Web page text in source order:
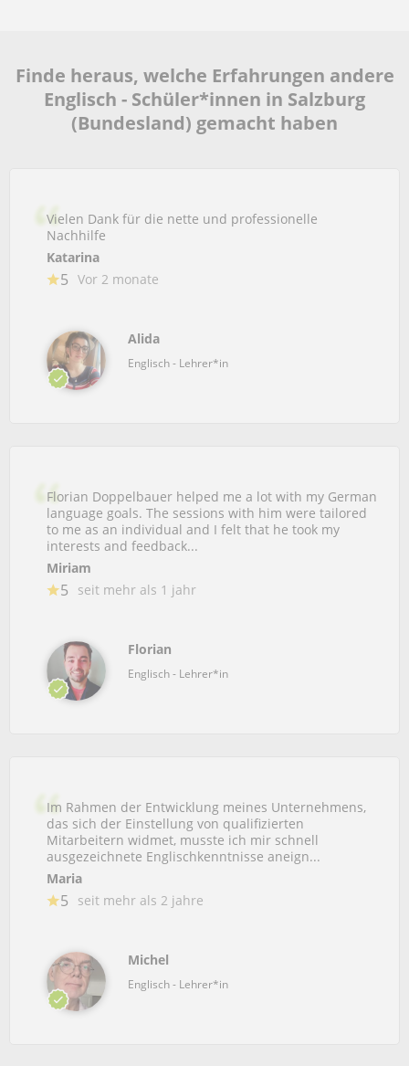
Finde heraus, welche Erfahrungen andere
Englisch - Schüler*innen in Salzburg
(Bundesland) gemacht haben
Vielen Dank für die nette und professionelle
Nachhilfe
Katarina
5 Vor 2 monate
Alida
Englisch - Lehrer*in
Florian Doppelbauer helped me a lot with my German
language goals. The sessions with him were tailored
to me as an individual and I felt that he took my
interests and feedback...
Miriam
5 seit mehr als 1 jahr
Florian
Englisch - Lehrer*in
Im Rahmen der Entwicklung meines Unternehmens,
das sich der Einstellung von qualifizierten
Mitarbeitern widmet, musste ich mir schnell
ausgezeichnete Englischkenntnisse aneign...
Maria
5 seit mehr als 2 jahre
Michel
Englisch - Lehrer*in